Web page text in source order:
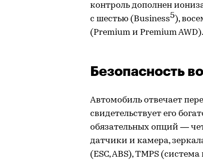
контроль дополнен
с шестью (Business5),
(Premium и Premium AWD).
Безопасность
Автомобиль отвечает
свидетельствует его
обязательных опций —
датчики и камера,
(ESC, ABS), TMPS